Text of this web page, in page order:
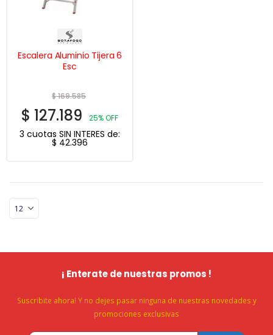
Escalera Aluminio Tijera 6
Esc
$169.585
$ 127.189 25% OFF
3 cuotas SIN INTERES de:
$ 42.396
¡ Enterate de nuestras promos !
Suscribite ahora! Y no dejes pasar ninguna de nuestras novedades y
promociones exclusivas